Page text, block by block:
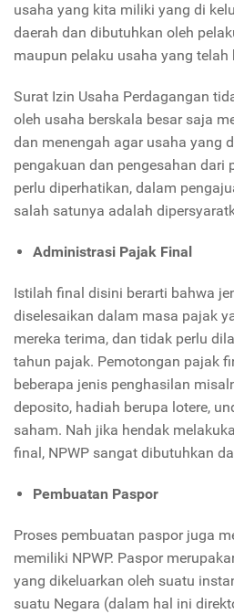
usaha yang kita miliki yang di
daerah dan dibutuhkan oleh
maupun pelaku usaha yang telah
Surat Izin Usaha Perdagangan
oleh usaha berskala besar saja
dan menengah agar usaha yang
pengakuan dan pengesahan dari
perlu diperhatikan, dalam
salah satunya adalah
Administrasi Pajak Final
Istilah final disini berarti bahwa
diselesaikan dalam masa pajak
mereka terima, dan tidak perlu
tahun pajak. Pemotongan pajak
beberapa jenis penghasilan
deposito, hadiah berupa lotere,
saham. Nah jika hendak
final, NPWP sangat dibutuhkan
Pembuatan Paspor
Proses pembuatan paspor juga
memiliki NPWP. Paspor
yang dikeluarkan oleh suatu
suatu Negara (dalam hal ini